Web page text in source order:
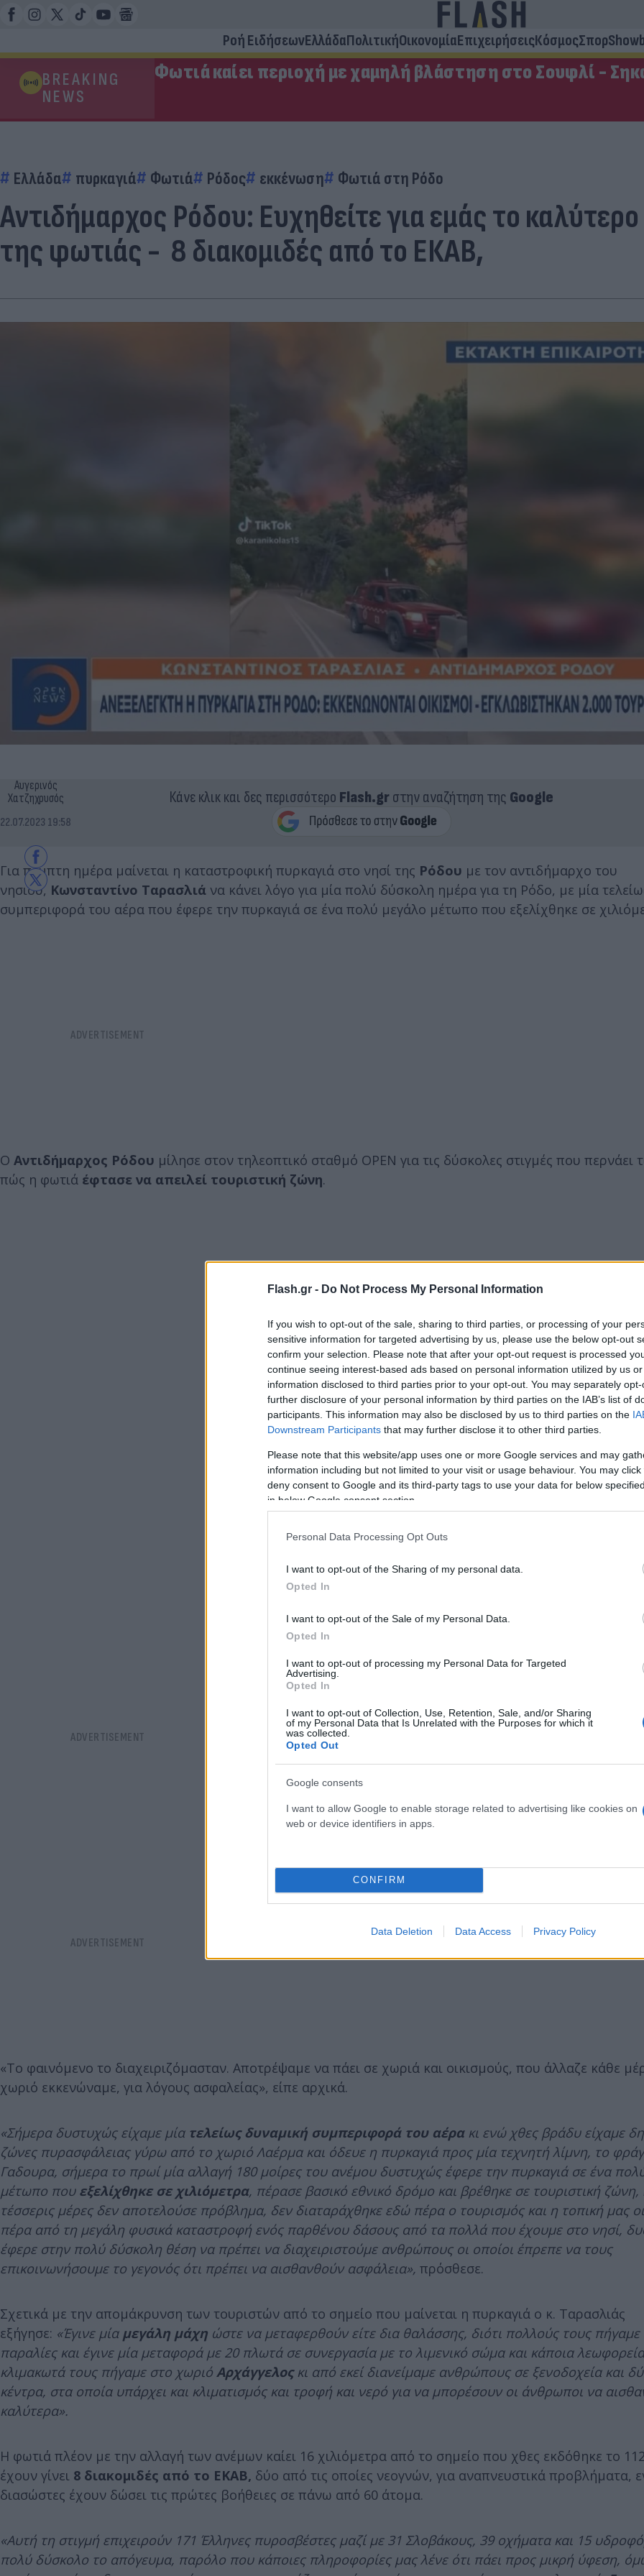
Flash.gr - Do Not Process My Personal Information
If you wish to opt-out of the sale, sharing to third parties, or processing of your
sensitive information for targeted advertising by us, please use the below opt-out
confirm your selection. Please note that after your opt-out request is processed
continue seeing interest-based ads based on personal information utilized by us
information disclosed to third parties prior to your opt-out. You may separately
further disclosure of your personal information by third parties on the IAB’s list of
participants. This information may also be disclosed by us to third parties on the
Downstream Participants that may further disclose it to other third parties.
Please note that this website/app uses one or more Google services and may
information including but not limited to your visit or usage behaviour. You may
deny consent to Google and its third-party tags to use your data for below
in below Google consent section.
Personal Data Processing Opt Outs
I want to opt-out of the Sharing of my personal data.
Opted In
I want to opt-out of the Sale of my Personal Data.
Opted In
I want to opt-out of processing my Personal Data for Targeted
Advertising.
Opted In
I want to opt-out of Collection, Use, Retention, Sale, and/or Sharing
of my Personal Data that Is Unrelated with the Purposes for which it
was collected.
Opted Out
Google consents
I want to allow Google to enable storage related to advertising like cookies on
web or device identifiers in apps.
CONFIRM
Data Deletion Data Access Privacy Policy
Ροή ΕιδήσεωνΕλλάδαΠολιτικήΟικονομίαΕπιχειρήσειςΚόσμοςΣπορ
BREAKING
NEWS
Φωτιά καίει περιοχή με χαμηλή βλάστηση στο Σουφλί -
Ελλάδα πυρκαγιά Φωτιά Ρόδος εκκένωση Φωτιά στη Ρόδο
Αντιδήμαρχος Ρόδου: Ευχηθείτε για εμάς το
της φωτιάς - 8 διακομιδές από το ΕΚΑΒ,
Αυγερινός
Χατζηχρυσός
22.07.2023 19:58
Κάνε κλικ και δες περισσότερο Flash.grστην αναζήτηση της Google
Για πέμπτη ημέρα μαίνεται η καταστροφική πυρκαγιά στο νησί της Ρόδου με τον αντιδήμαρχο του
νησιού, Κωνσταντίνο Ταρασλιά να κάνει λόγο για μία πολύ δύσκολη ημέρα για τη Ρόδο, με μία
συμπεριφορά του αέρα που έφερε την πυρκαγιά σε ένα πολύ μεγάλο μέτωπο που εξελίχθηκε σε
Ο Αντιδήμαρχος Ρόδου μίλησε στον τηλεοπτικό σταθμό OPEN για τις δύσκολες στιγμές που περνάει
πώς η φωτιά έφτασε να απειλεί τουριστική ζώνη.
«Το φαινόμενο το διαχειριζόμασταν. Αποτρέψαμε να πάει σε χωριά και οικισμούς, που άλλαζε κάθε
χωριό εκκενώναμε, για λόγους ασφαλείας», είπε αρχικά.
«Σήμερα δυστυχώς είχαμε μία τελείως δυναμική συμπεριφορά του αέρακι ενώ χθες βράδυ είχαμε
ζώνες πυρασφάλειας γύρω από το χωριό Λαέρμα και όδευε η πυρκαγιά προς μία τεχνητή λίμνη, το
Γαδουρα, σήμερα το πρωί μία αλλαγή 180 μοίρες του ανέμου δυστυχώς έφερε την πυρκαγιά σε ένα
μέτωπο που εξελίχθηκε σε χιλιόμετρα, πέρασε βασικό εθνικό δρόμο και βρέθηκε σε τουριστική ζώνη,
τέσσερις μέρες δεν αποτελούσε πρόβλημα, δεν διαταράχθηκε εδώ πέρα ο τουρισμός και η τοπική μας
πέρα από τη μεγάλη φυσικά καταστροφή ενός παρθένου δάσους από τα πολλά που έχουμε στο νησί,
έφερε στην πολύ δύσκολη θέση να πρέπει να διαχειριστούμε ανθρώπους οι οποίοι έπρεπε να τους
επικοινωνήσουμε το γεγονός ότι πρέπει να αισθανθούν ασφάλεια», πρόσθεσε.
Σχετικά με την απομάκρυνση των τουριστών από το σημείο που μαίνεται η πυρκαγιά ο κ. Ταρασλιάς
εξήγησε: «Έγινε μία μεγάλη μάχη ώστε να μεταφερθούν είτε δια θαλάσσης, διότι πολλούς τους πήγαμε
παραλίες και έγινε μία μεταφορά με 20 πλωτά σε συνεργασία με το λιμενικό σώμα και κάποια
κλιμακωτά τους πήγαμε στο χωριό Αρχάγγελοςκι από εκεί διανείμαμε ανθρώπους σε ξενοδοχεία και
κέντρα, στα οποία υπάρχει και κλιματισμός και τροφή και νερό για να μπορέσουν οι άνθρωποι να
καλύτερα».
Η φωτιά πλέον με την αλλαγή των ανέμων καίει 16 χιλιόμετρα από το σημείο που χθες εκδόθηκε το
έχουν γίνει 8 διακομιδές από το ΕΚΑΒ, δύο από τις οποίες νεογνών, για αναπνευστικά προβλήματα,
διασώστες έχουν δώσει τις πρώτες βοήθειες σε πάνω από 60 άτομα.
«Αυτή τη στιγμή επιχειρούν 171 Έλληνες πυροσβέστες μαζί με 31 Σλοβάκους, 39 οχήματα και 15
πολύ δύσκολο το απόγευμα, παρόλο που κάποιες πληροφορίες μας λένε ότι πάει προς μικρή ύφεση,